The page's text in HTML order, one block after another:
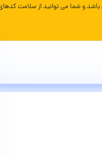
و شما می توانید از سلامت